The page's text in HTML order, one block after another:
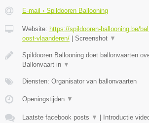
E-mail › Spildooren Ballooning
Website: https://spildooren-ballooning.be/
oost-vlaanderen/ | Screenshot ▼
Spildooren Ballooning doet ballonvaarten
Ballonvaart in ▼
Diensten: Organisator van ballonvaarten
Openingstijden ▼
Laatste facebook posts ▼ | Introductie